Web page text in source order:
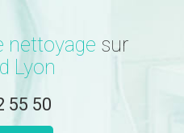
nettoyage sur
Lyon
55 50